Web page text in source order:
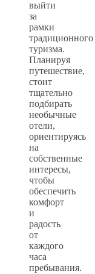
выйти
за
рамки
традиционного
туризма.
Планируя
путешествие,
стоит
тщательно
подбирать
необычные
отели,
ориентируясь
на
собственные
интересы,
чтобы
обеспечить
комфорт
и
радость
от
каждого
часа
пребывания.